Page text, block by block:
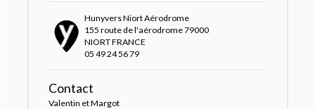
Hunyvers Niort Aérodrome
155 route de l'aérodrome 79000
NIORT FRANCE
05 49 24 56 79
Contact
Valentin et Margot